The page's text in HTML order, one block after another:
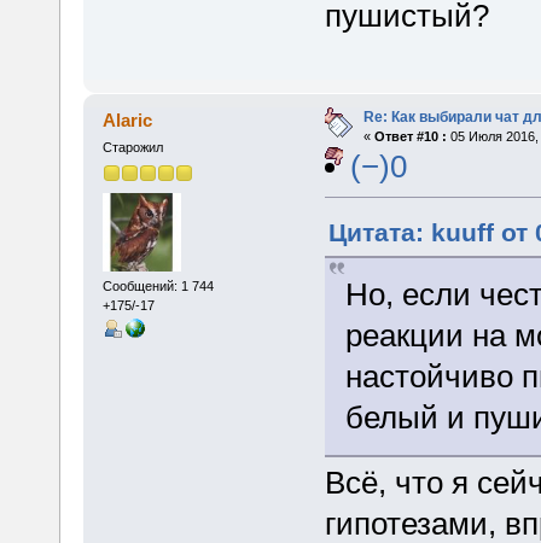
пушистый?
Alaric
Старожил
Сообщений: 1 744
+175/-17
Re: Как выбирали чат
« Ответ #10 : 05 Июля 2016,
(−)0
Цитата: kuuff от
Но, если
реакции на
настойчиво
белый и
Всё, что я
гипотезами,